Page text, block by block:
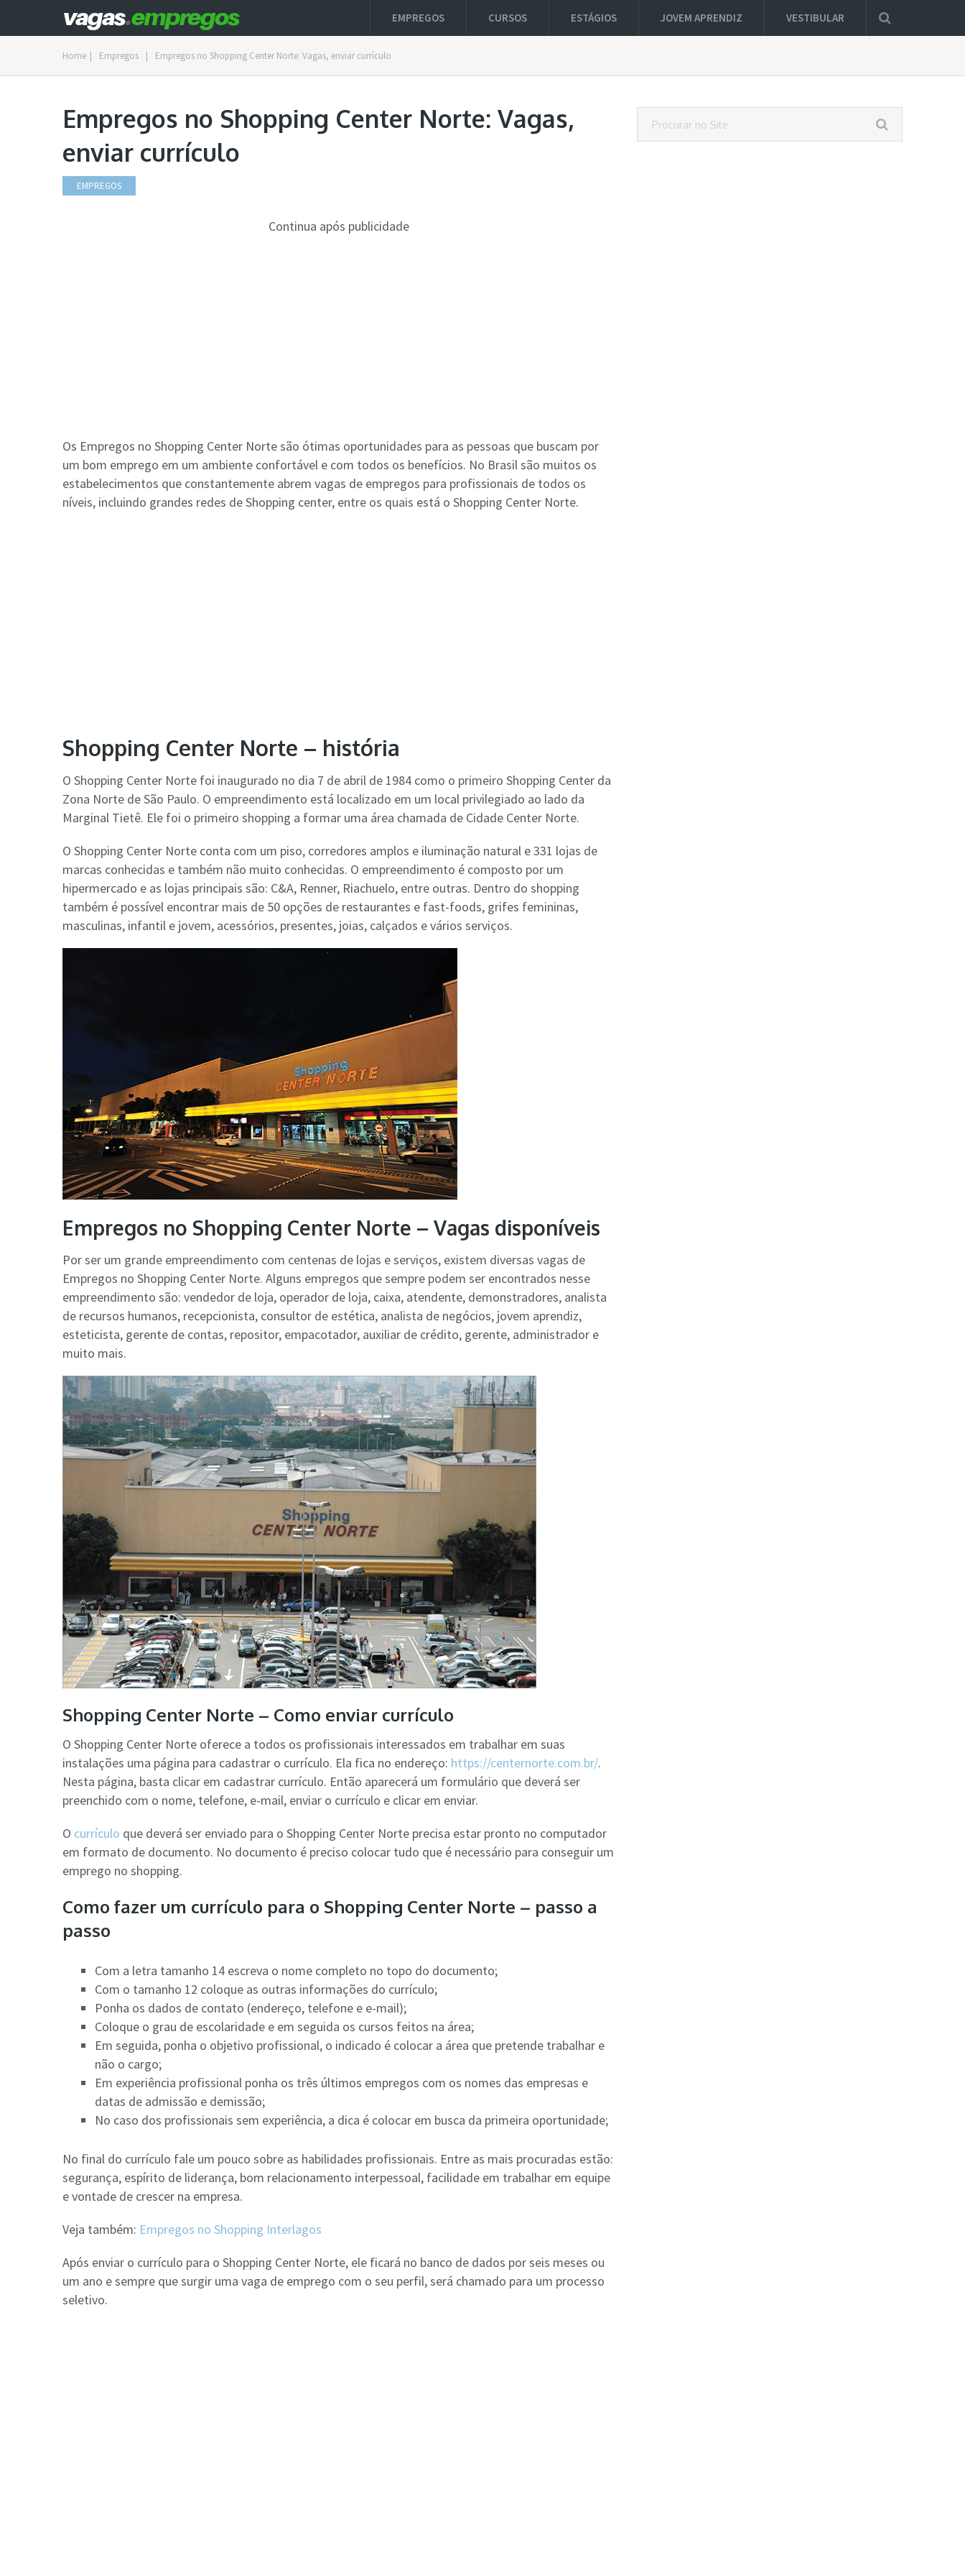
EMPREGOS CURSOS ESTÁGIOS JOVEM APRENDIZ VESTIBULAR
Home | Empregos | Empregos no Shopping Center Norte: Vagas, enviar currículo
Empregos no Shopping Center Norte: Vagas,
enviar currículo
EMPREGOS
Continua após publicidade
Os Empregos no Shopping Center Norte são ótimas oportunidades para as pessoas que buscam por
um bom emprego em um ambiente confortável e com todos os benefícios. No Brasil são muitos os
estabelecimentos que constantemente abrem vagas de empregos para profissionais de todos os
níveis, incluindo grandes redes de Shopping center, entre os quais está o Shopping Center Norte.
Shopping Center Norte – história
O Shopping Center Norte foi inaugurado no dia 7 de abril de 1984 como o primeiro Shopping Center da
Zona Norte de São Paulo. O empreendimento está localizado em um local privilegiado ao lado da
Marginal Tietê. Ele foi o primeiro shopping a formar uma área chamada de Cidade Center Norte.
O Shopping Center Norte conta com um piso, corredores amplos e iluminação natural e 331 lojas de
marcas conhecidas e também não muito conhecidas. O empreendimento é composto por um
hipermercado e as lojas principais são: C&A, Renner, Riachuelo, entre outras. Dentro do shopping
também é possível encontrar mais de 50 opções de restaurantes e fast-foods, grifes femininas,
masculinas, infantil e jovem, acessórios, presentes, joias, calçados e vários serviços.
Empregos no Shopping Center Norte – Vagas disponíveis
Por ser um grande empreendimento com centenas de lojas e serviços, existem diversas vagas de
Empregos no Shopping Center Norte. Alguns empregos que sempre podem ser encontrados nesse
empreendimento são: vendedor de loja, operador de loja, caixa, atendente, demonstradores, analista
de recursos humanos, recepcionista, consultor de estética, analista de negócios, jovem aprendiz,
esteticista, gerente de contas, repositor, empacotador, auxiliar de crédito, gerente, administrador e
muito mais.
Shopping Center Norte – Como enviar currículo
O Shopping Center Norte oferece a todos os profissionais interessados em trabalhar em suas
instalações uma página para cadastrar o currículo. Ela fica no endereço: https://centernorte.com.br/.
Nesta página, basta clicar em cadastrar currículo. Então aparecerá um formulário que deverá ser
preenchido com o nome, telefone, e-mail, enviar o currículo e clicar em enviar.
O currículo que deverá ser enviado para o Shopping Center Norte precisa estar pronto no computador
em formato de documento. No documento é preciso colocar tudo que é necessário para conseguir um
emprego no shopping.
Como fazer um currículo para o Shopping Center Norte – passo a
passo
Com a letra tamanho 14 escreva o nome completo no topo do documento;
Com o tamanho 12 coloque as outras informações do currículo;
Ponha os dados de contato (endereço, telefone e e-mail);
Coloque o grau de escolaridade e em seguida os cursos feitos na área;
Em seguida, ponha o objetivo profissional, o indicado é colocar a área que pretende trabalhar e
não o cargo;
Em experiência profissional ponha os três últimos empregos com os nomes das empresas e
datas de admissão e demissão;
No caso dos profissionais sem experiência, a dica é colocar em busca da primeira oportunidade;
No final do currículo fale um pouco sobre as habilidades profissionais. Entre as mais procuradas estão:
segurança, espírito de liderança, bom relacionamento interpessoal, facilidade em trabalhar em equipe
e vontade de crescer na empresa.
Veja também: Empregos no Shopping Interlagos
Após enviar o currículo para o Shopping Center Norte, ele ficará no banco de dados por seis meses ou
um ano e sempre que surgir uma vaga de emprego com o seu perfil, será chamado para um processo
seletivo.